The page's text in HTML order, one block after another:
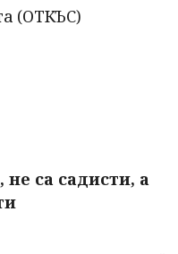
(ОТКЪС)
са садисти, а